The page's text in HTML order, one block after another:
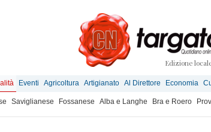
Edizione
Eventi Agricoltura Artigianato Al Direttore Economia
Saviglianese Fossanese Alba e Langhe Bra e Roero